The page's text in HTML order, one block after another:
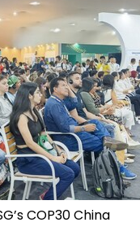
COP30 China